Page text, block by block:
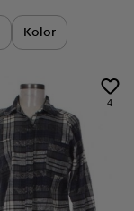
Kolor
4